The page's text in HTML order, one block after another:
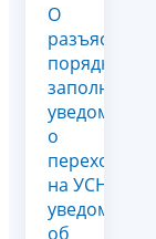
О
разъяснении
порядка
заполнения
уведомления
о
переходе
на УСН и
уведомления
об